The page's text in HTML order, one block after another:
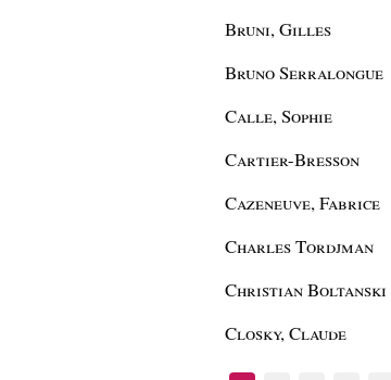
Bruni, Gilles
Bruno Serralongue
Calle, Sophie
Cartier-Bresson
Cazeneuve, Fabrice
Charles Tordjman
Christian Boltanski
Closky, Claude